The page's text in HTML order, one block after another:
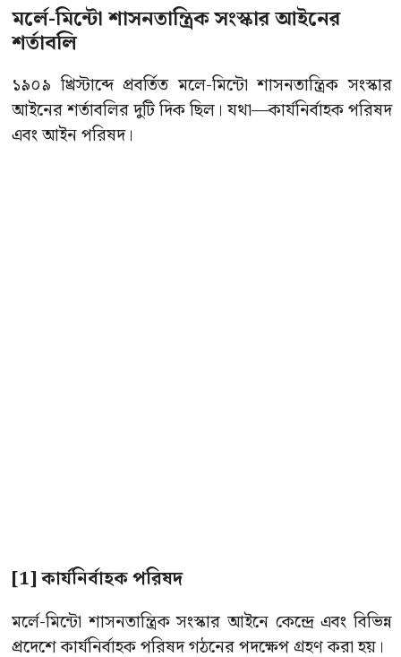
মর্লে-মিন্টো শাসনতান্ত্রিক সংস্কার আইনের
শর্তাবলি
১৯০৯ খ্রিস্টাব্দে প্রবর্তিত মলে-মিন্টো শাসনতান্ত্রিক সংস্কার
আইনের শর্তাবলির দুটি দিক ছিল। যথা—কার্যনির্বাহক পরিষদ
এবং আইন পরিষদ।
[1] কার্যনির্বাহক পরিষদ
মর্লে-মিন্টো শাসনতান্ত্রিক সংস্কার আইনে কেন্দ্রে এবং বিভিন্ন
প্রদেশে কার্যনির্বাহক পরিষদ গঠনের পদক্ষেপ গ্রহণ করা হয়।